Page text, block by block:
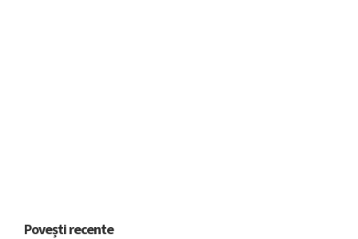
Povești recente